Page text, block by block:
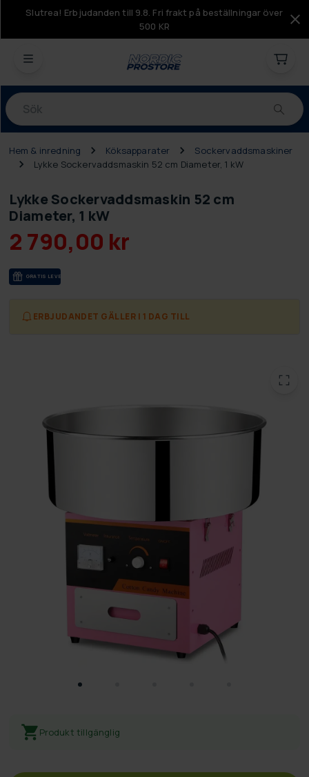
Slutrea! Erbjudanden till 9.8. Fri frakt på beställningar över
500 KR
Produkter
Hem & inredning Köksapparater
Sockervaddsmaskiner
Lykke Sockervaddsmaskin 52 cm Diameter, 1 kW
Lykke Sockervaddsmaskin 52 cm
Diameter, 1 kW
2 790,00 kr
GRA­TIS LE­VE­RANS
ERBJUDANDET GÄLLER I 1 DAG TILL
Produkt tillgänglig